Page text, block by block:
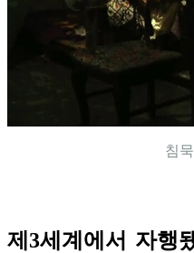
침
제3세계에서 자행